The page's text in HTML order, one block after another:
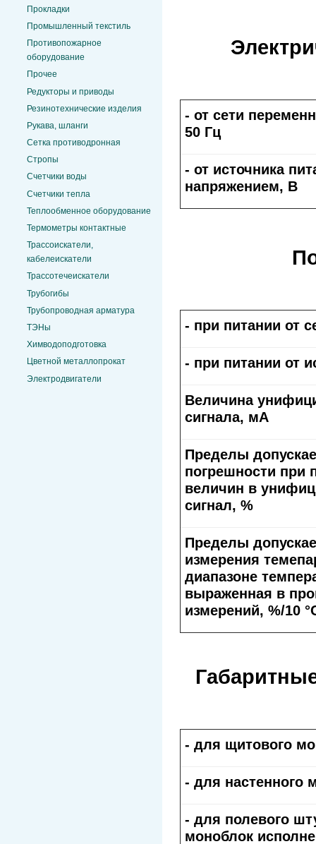
Прокладки
Промышленный текстиль
Противопожарное
оборудование
Прочее
Редукторы и приводы
Резинотехнические изделия
Рукава, шланги
Сетка противодронная
Стропы
Счетчики воды
Счетчики тепла
Теплообменное оборудование
Термометры контактные
Трассоискатели,
кабелеискатели
Трассотечеискатели
Трубогибы
Трубопроводная арматура
ТЭНы
Химводоподготовка
Цветной металлопрокат
Электродвигатели
- от сети
50 Гц
- от источника
напряжением, В
- при питании от
- при питании от
Величина
сигнала, мА
Пределы
погрешности при
величин в
сигнал, %
Пределы
измерения
диапазоне
выраженная в
измерений, %/10
- для щитового
- для настенного
- для полевого
моноблок